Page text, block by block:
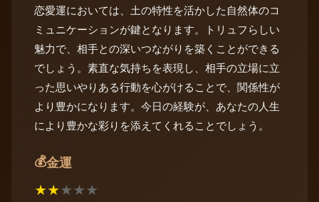
恋愛運においては、土の特性を活かした自然体のコ
ミュニケーションが鍵となります。トリュフらしい
魅力で、相手との深いつながりを築くことができる
でしょう。素直な気持ちを表現し、相手の立場に立
った思いやりある行動を心がけることで、関係性が
より豊かになります。今日の経験が、あなたの人生
により豊かな彩りを添えてくれることでしょう。
💰金運
★★★★★